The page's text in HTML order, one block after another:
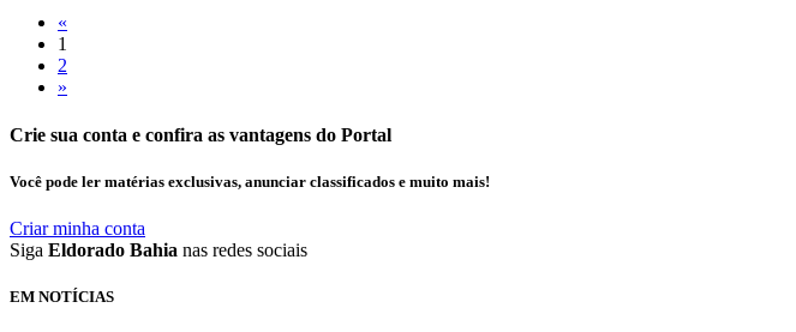
«
1
2
»
Crie sua conta e confira as vantagens do Portal
Você pode ler matérias exclusivas, anunciar classificados e muito mais!
Criar minha conta
Siga Eldorado Bahia nas redes sociais
EM NOTÍCIAS